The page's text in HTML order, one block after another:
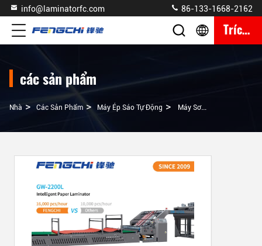
info@laminatorfc.com 86-133-1668-2162
Trích Dẫn
các sản phẩm
Nhà > Các Sản Phẩm > Máy Ép Sáo Tự Động > Máy Sơn Phút Tự Động 16000 Tấm/giờ